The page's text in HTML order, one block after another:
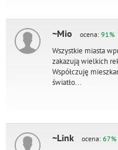
~Mio ocena: 91%
Wszystkie miasta
zakazują wielkich
Współczuję
światło...
~Link ocena: 67%